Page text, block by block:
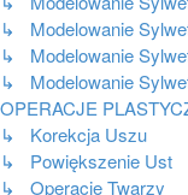
↳ Modelowanie
↳ Modelowanie
↳ Modelowanie
OPERACJE
↳ Korekcja Uszu
↳ Powiększenie Ust
↳ Operacje Twarzy